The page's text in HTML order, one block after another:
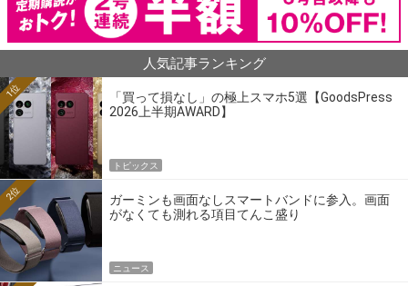
人気記事ランキング
「買って損なし」の極上スマホ5選【GoodsPress
2026上半期AWARD】
1位
トピックス
ガーミンも画面なしスマートバンドに参入。画面
がなくても測れる項目てんこ盛り
2位
ニュース